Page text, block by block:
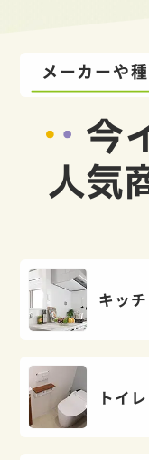
メーカーや
今
人気
キッ
トイレ